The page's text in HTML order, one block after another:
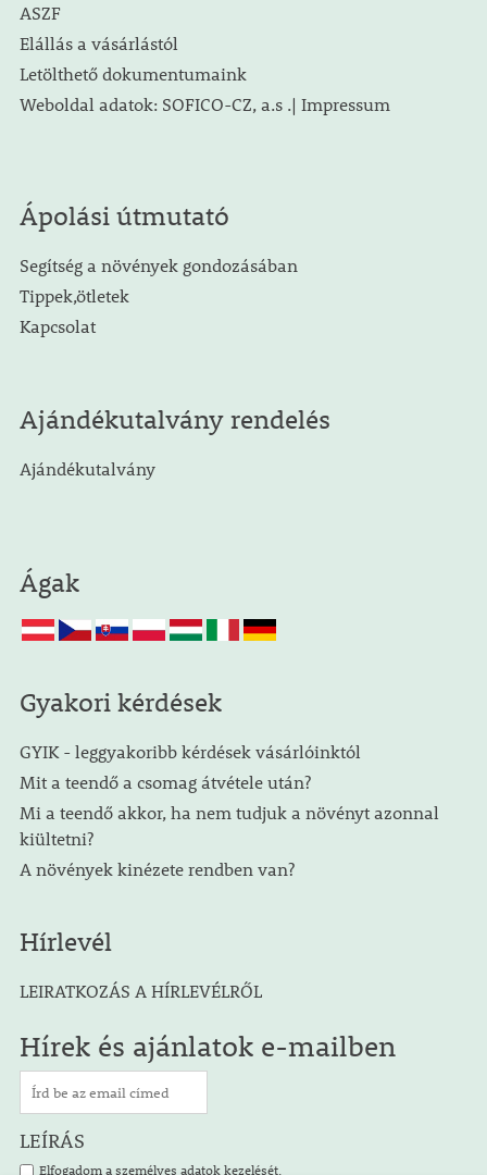
ASZF
Elállás a vásárlástól
Letölthető dokumentumaink
Weboldal adatok: SOFICO-CZ, a.s .| Impressum
Ápolási útmutató
Segítség a növények gondozásában
Tippek,ötletek
Kapcsolat
Ajándékutalvány rendelés
Ajándékutalvány
Ágak
Gyakori kérdések
GYIK - leggyakoribb kérdések vásárlóinktól
Mit a teendő a csomag átvétele után?
Mi a teendő akkor, ha nem tudjuk a növényt azonnal
kiültetni?
A növények kinézete rendben van?
Hírlevél
LEIRATKOZÁS A HÍRLEVÉLRŐL
Hírek és ajánlatok e-mailben
LEÍRÁS
Elfogadom a személyes adatok kezelését.